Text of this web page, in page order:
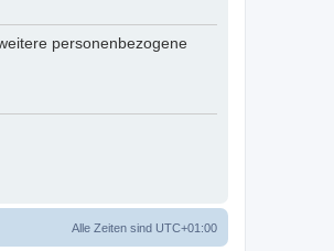
personenbezogene
Alle Zeiten sind UTC+01:00